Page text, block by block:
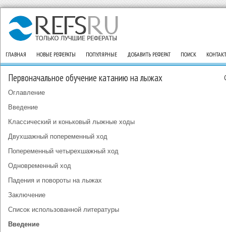
ГЛАВНАЯ НОВЫЕ РЕФЕРАТЫ ПОПУЛЯРНЫЕ ДОБАВИТЬ РЕФЕРАТ ПОИСК
Первоначальное обучение катанию на лыжах
Оглавление
Введение
Классический и коньковый лыжные ходы
Двухшажный попеременный ход
Попеременный четырехшажный ход
Одновременный ход
Падения и повороты на лыжах
Заключение
Список использованной литературы
Введение